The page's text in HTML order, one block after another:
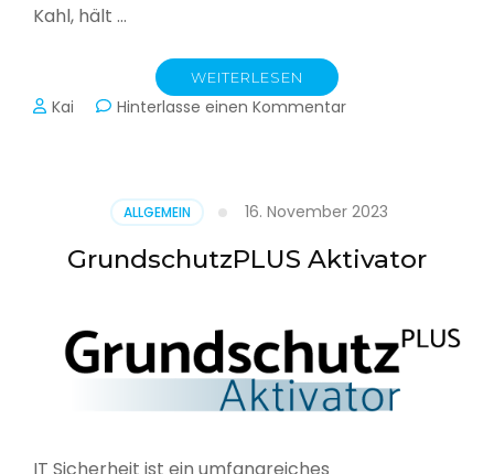
Kahl, hält …
WEITERLESEN
Kai Hinterlasse einen Kommentarzu
Schlacht
im
Netz
ALLGEMEIN 16. November 2023
GrundschutzPLUS Aktivator
IT Sicherheit ist ein umfangreiches